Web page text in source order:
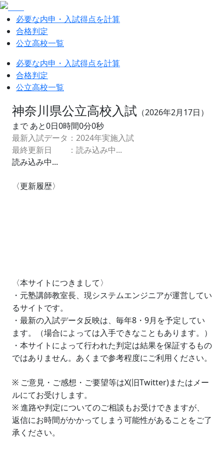
必要な内申・入試得点を計算
合格判定
公立高校一覧
必要な内申・入試得点を計算
合格判定
公立高校一覧
神奈川県公立高校入試 （2026年2月17日）
まで あと0日0時間0分0秒
最新入試データ： 2024年実施入試
最終更新日 ： 読み込み中...
読み込み中...
〈更新履歴〉
〈本サイトにつきまして〉
・元塾講師教室長、現システムエンジニアが運営してい
るサイトです。
・最新の入試データ反映は、毎年8・9月を予定してい
ます。（場合によっては入手できなこともあります。）
・本サイトによって行われた判定は結果を保証するもの
ではありません。あくまで参考程度にご利用ください。
※ ご意見・ご感想・ご要望等はX(旧Twitter)またはメー
ルにてお受けします。
※ 進路や判定についてのご相談もお受けできますが、
返信にお時間がかかってしまう可能性があることをご了
承ください。